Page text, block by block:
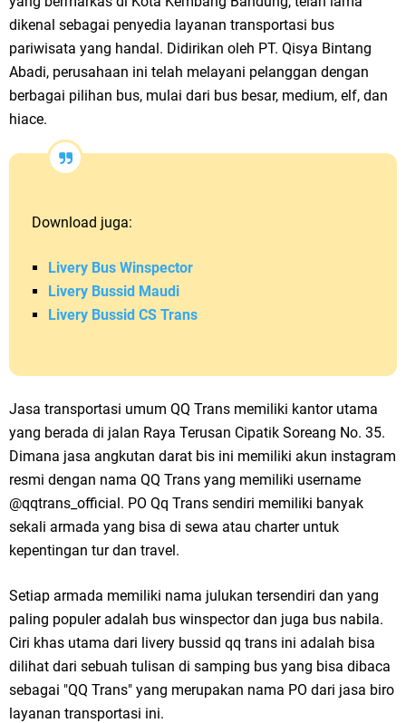
dikenal sebagai penyedia layanan transportasi bus
pariwisata yang handal. Didirikan oleh PT. Qisya Bintang
Abadi, perusahaan ini telah melayani pelanggan dengan
berbagai pilihan bus, mulai dari bus besar, medium, elf, dan
hiace.
Download juga:
Livery Bus Winspector
Livery Bussid Maudi
Livery Bussid CS Trans
Jasa transportasi umum QQ Trans memiliki kantor utama
yang berada di jalan Raya Terusan Cipatik Soreang No. 35.
Dimana jasa angkutan darat bis ini memiliki akun instagram
resmi dengan nama QQ Trans yang memiliki username
@qqtrans_official. PO Qq Trans sendiri memiliki banyak
sekali armada yang bisa di sewa atau charter untuk
kepentingan tur dan travel.
Setiap armada memiliki nama julukan tersendiri dan yang
paling populer adalah bus winspector dan juga bus nabila.
Ciri khas utama dari livery bussid qq trans ini adalah bisa
dilihat dari sebuah tulisan di samping bus yang bisa dibaca
sebagai "QQ Trans" yang merupakan nama PO dari jasa biro
layanan transportasi ini.